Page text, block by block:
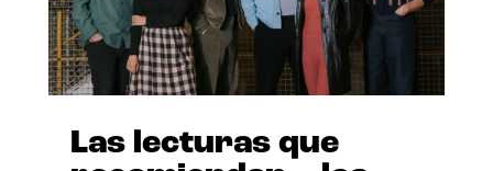
Las lecturas que